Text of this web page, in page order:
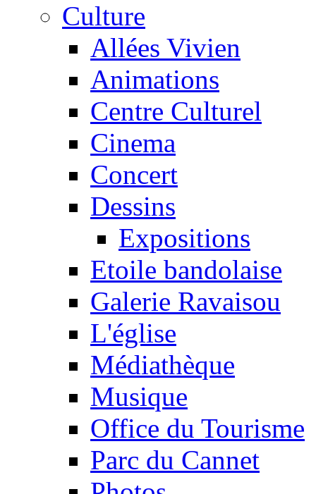
Culture
Allées Vivien
Animations
Centre Culturel
Cinema
Concert
Dessins
Expositions
Etoile bandolaise
Galerie Ravaisou
L'église
Médiathèque
Musique
Office du Tourisme
Parc du Cannet